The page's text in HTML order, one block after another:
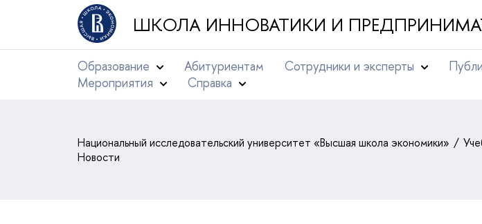
ШКОЛА ИННОВАТИКИ И
Образование Абитуриентам Сотрудники и эксперты
Мероприятия
Справка
Национальный исследовательский университет «Высшая школа экономики»
Новости